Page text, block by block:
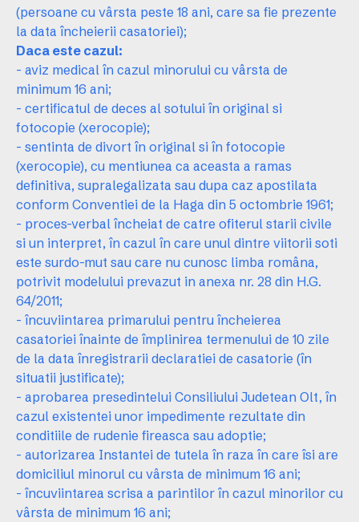
(persoane cu vârsta peste 18 ani, care sa fie prezente
la data încheierii casatoriei);
Daca este cazul:
- aviz medical în cazul minorului cu vârsta de
minimum 16 ani;
- certificatul de deces al sotului în original si
fotocopie (xerocopie);
- sentinta de divort în original si în fotocopie
(xerocopie), cu mentiunea ca aceasta a ramas
definitiva, supralegalizata sau dupa caz apostilata
conform Conventiei de la Haga din 5 octombrie 1961;
- proces-verbal încheiat de catre ofiterul starii civile
si un interpret, în cazul în care unul dintre viitorii soti
este surdo-mut sau care nu cunosc limba româna,
potrivit modelului prevazut in anexa nr. 28 din H.G.
64/2011;
- încuviintarea primarului pentru încheierea
casatoriei înainte de împlinirea termenului de 10 zile
de la data înregistrarii declaratiei de casatorie (în
situatii justificate);
- aprobarea presedintelui Consiliului Judetean Olt, în
cazul existentei unor impedimente rezultate din
conditiile de rudenie fireasca sau adoptie;
- autorizarea Instantei de tutela în raza în care îsi are
domiciliul minorul cu vârsta de minimum 16 ani;
- încuviintarea scrisa a parintilor în cazul minorilor cu
vârsta de minimum 16 ani;